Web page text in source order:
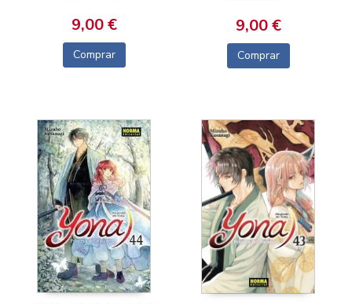
9,00 €
Comprar
9,00 €
Comprar